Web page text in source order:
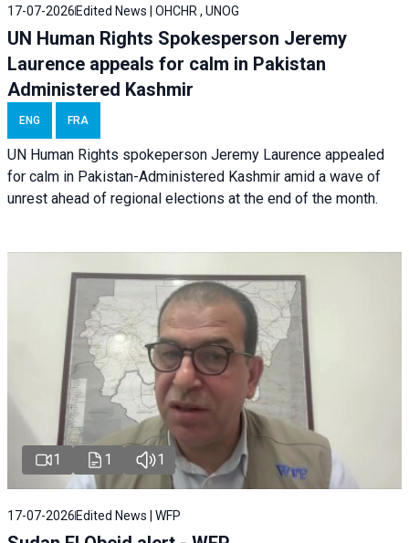
17-07-2026 Edited News | OHCHR , UNOG
UN Human Rights Spokesperson Jeremy
Laurence appeals for calm in Pakistan
Administered Kashmir
ENG FRA
UN Human Rights spokeperson Jeremy Laurence appealed
for calm in Pakistan-Administered Kashmir amid a wave of
unrest ahead of regional elections at the end of the month.
1 1 1
17-07-2026 Edited News | WFP